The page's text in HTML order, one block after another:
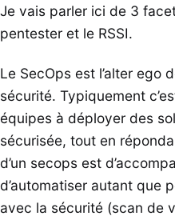
Je vais parler ici de 3
pentester et le RSSI.
Le SecOps est l’alter ego
sécurité. Typiquement
équipes à déployer des
sécurisée, tout en
d’un secops est
d’automatiser autant que
avec la sécurité (scan de